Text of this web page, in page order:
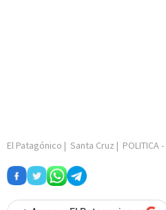
El Patagónico | Santa Cruz | POLITICA-